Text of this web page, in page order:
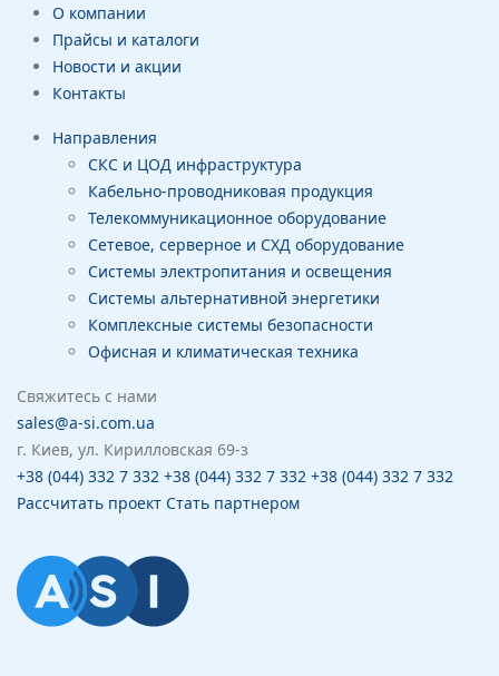
О компании
Прайсы и каталоги
Новости и акции
Контакты
Направления
СКС и ЦОД инфраструктура
Кабельно-проводниковая продукция
Телекоммуникационное оборудование
Сетевое, серверное и СХД оборудование
Системы электропитания и освещения
Системы альтернативной энергетики
Комплексные системы безопасности
Офисная и климатическая техника
Свяжитесь с нами
sales@a-si.com.ua
г. Киев, ул. Кирилловская 69-з
+38 (044) 332 7 332 +38 (044) 332 7 332 +38 (044) 332 7 332
Рассчитать проект Стать партнером